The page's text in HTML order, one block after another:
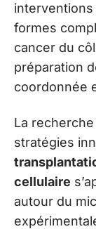
formes
cancer du
préparation
coordonnée
La
stratégies
cellulaire
autour du